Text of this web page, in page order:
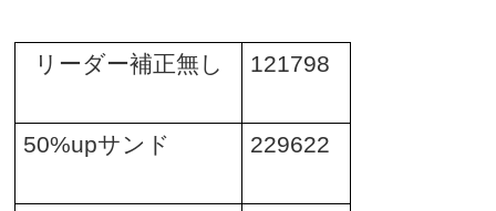
リーダー補正無し 121798
50%upサンド 229622